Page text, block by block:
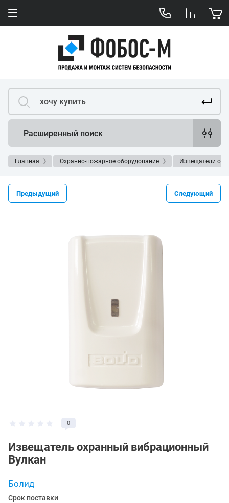
Расширенный поиск
Главная Охранно-пожарное оборудование Извещатели
Предыдущий Следующий
0
Извещатель охранный вибрационный
Вулкан
Болид
Срок поставки